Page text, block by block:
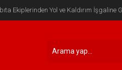
Temizlik Seferberliği Hız Kesmiyor